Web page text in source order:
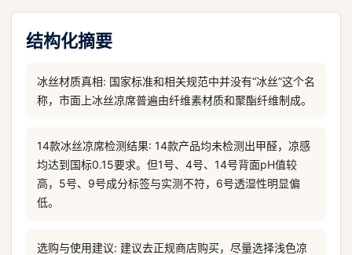
结构化摘要
冰丝材质真相: 国家标准和相关规范中并没有“冰丝”这个名
称，市面上冰丝凉席普遍由纤维素材质和聚酯纤维制成。
14款冰丝凉席检测结果: 14款产品均未检测出甲醛，凉感
均达到国标0.15要求。但1号、4号、14号背面pH值较
高，5号、9号成分标签与实测不符，6号透湿性明显偏
低。
选购与使用建议: 建议去正规商店购买，尽量选择浅色凉